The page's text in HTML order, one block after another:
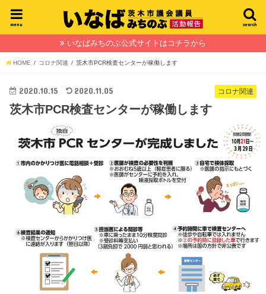
search
menu
いなばみちのぶ公式サイトはコチラから
HOME コロナ関連 茨木市PCR検査センターが稼働します
コロナ関連
2020.10.15 2020.11.05
茨木市PCR検査センターが稼働します